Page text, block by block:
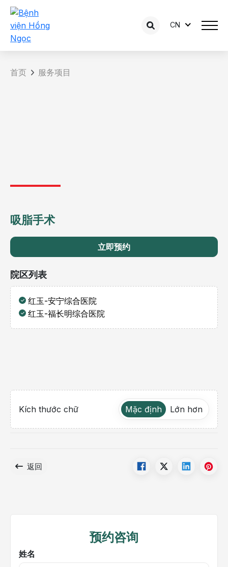
CN
首页 服务项目
吸脂手术
立即预约
院区列表
红玉-安宁综合医院
红玉-福长明综合医院
Kích thước chữ Mặc định Lớn hơn
返回
预约咨询
姓名